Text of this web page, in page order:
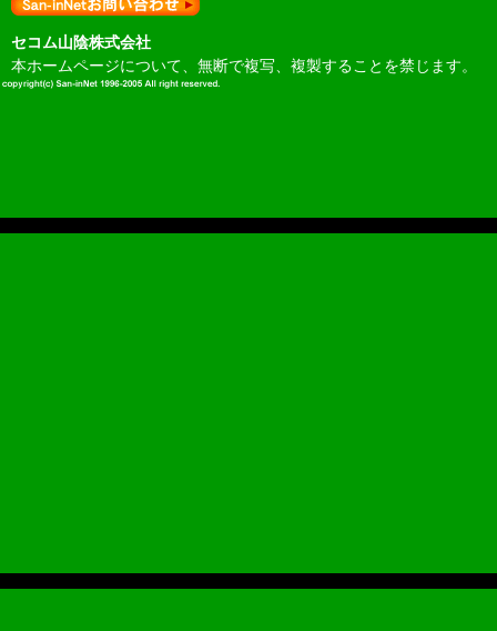
セコム山陰株式会社
本ホームページについて、無断で複写、複製することを禁じます。